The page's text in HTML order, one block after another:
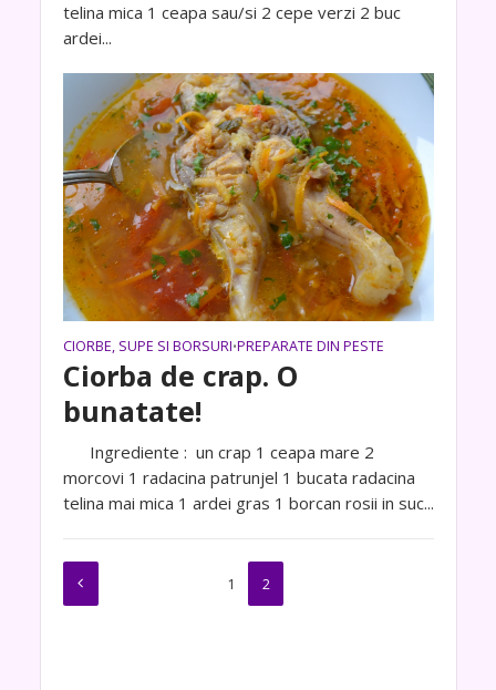
telina mica 1 ceapa sau/si 2 cepe verzi 2 buc
ardei...
CIORBE, SUPE SI BORSURI•PREPARATE DIN PESTE
Ciorba de crap. O
bunatate!
Ingrediente : un crap 1 ceapa mare 2
morcovi 1 radacina patrunjel 1 bucata radacina
telina mai mica 1 ardei gras 1 borcan rosii in suc...
1 2